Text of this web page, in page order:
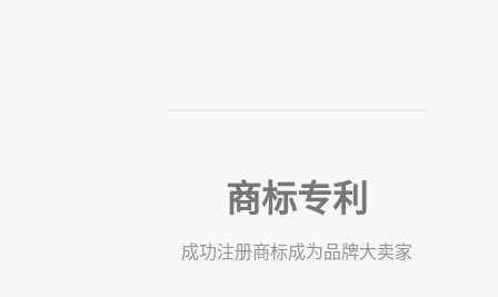
商标专利
成功注册商标成为品牌大卖家